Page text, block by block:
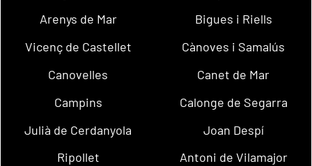
Arenys de Mar
Bigues i Riells
Vicenç de Castellet
Cànoves i Samalús
Canovelles
Canet de Mar
Campins
Calonge de Segarra
Julià de Cerdanyola
Joan Despí
Ripollet
Antoni de Vilamajor